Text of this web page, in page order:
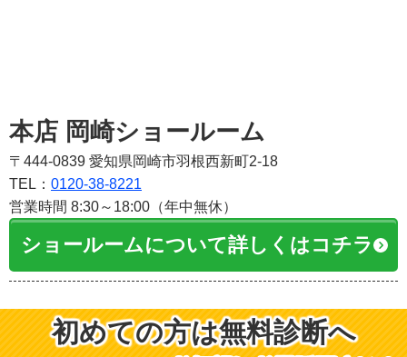
本店 岡崎ショールーム
〒444-0839 愛知県岡崎市羽根西新町2-18
TEL： 0120-38-8221
営業時間 8:30～18:00（年中無休）
ショールームについて詳しくはコチラ
初めての方は無料診断へ